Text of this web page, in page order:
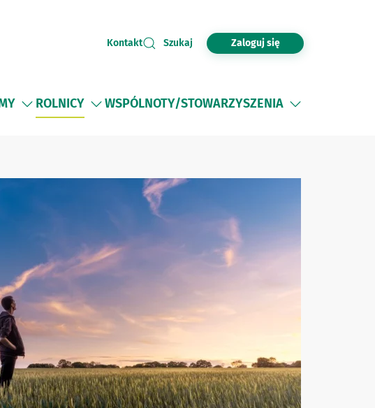
Kontakt Szukaj Zaloguj się
ROLNICY WSPÓLNOTY/STOWARZYSZENIA